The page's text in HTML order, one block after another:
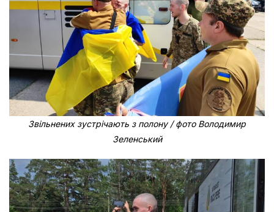
Звільнених зустрічають з полону / фото Володимир
Зеленський